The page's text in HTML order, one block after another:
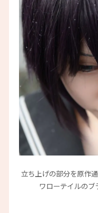
立ち上げの部分を原作
ワローテイルのブ